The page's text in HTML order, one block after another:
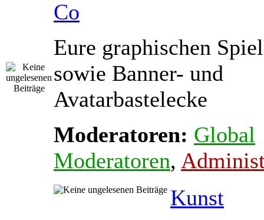
Co
Eure graphischen
sowie Banner- und
Avatarbastelecke
Moderatoren: Global
Moderatoren,
Kunst